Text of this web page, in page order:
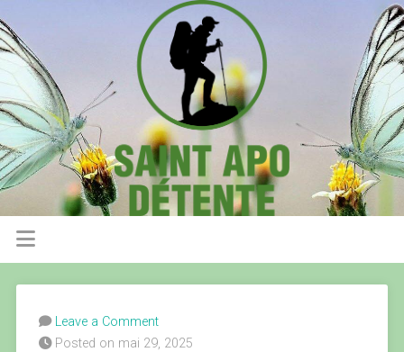
Leave a Comment
Posted on mai 29, 2025